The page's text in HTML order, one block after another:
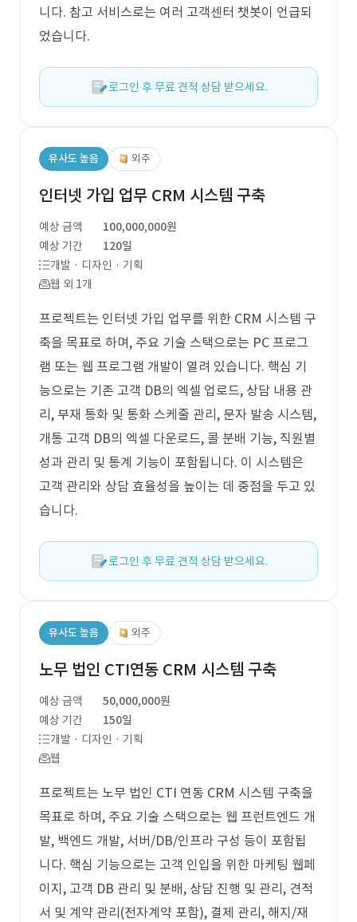
니다. 참고 서비스로는 여러 고객센터 챗봇이 언급되
었습니다.
로그인 후 무료 견적 상담 받으세요.
유사도 높음 외주
인터넷 가입 업무 CRM 시스템 구축
예상 금액
100,000,000원
예상 기간
120일
개발 · 디자인 · 기획
웹 외 1개
프로젝트는 인터넷 가입 업무를 위한 CRM 시스템 구
축을 목표로 하며, 주요 기술 스택으로는 PC 프로그
램 또는 웹 프로그램 개발이 열려 있습니다. 핵심 기
능으로는 기존 고객 DB의 엑셀 업로드, 상담 내용 관
리, 부재 통화 및 통화 스케줄 관리, 문자 발송 시스템,
개통 고객 DB의 엑셀 다운로드, 콜 분배 기능, 직원별
성과 관리 및 통계 기능이 포함됩니다. 이 시스템은
고객 관리와 상담 효율성을 높이는 데 중점을 두고 있
습니다.
로그인 후 무료 견적 상담 받으세요.
유사도 높음 외주
노무 법인 CTI연동 CRM 시스템 구축
예상 금액
50,000,000원
예상 기간
150일
개발 · 디자인 · 기획
웹
프로젝트는 노무 법인 CTI 연동 CRM 시스템 구축을
목표로 하며, 주요 기술 스택으로는 웹 프런트엔드 개
발, 백엔드 개발, 서버/DB/인프라 구성 등이 포함됩
니다. 핵심 기능으로는 고객 인입을 위한 마케팅 웹페
이지, 고객 DB 관리 및 분배, 상담 진행 및 관리, 견적
서 및 계약 관리(전자계약 포함), 결제 관리, 해지/재